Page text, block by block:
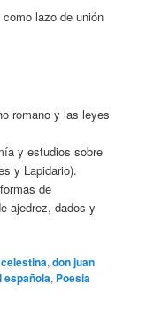
lazo de unión
romano y las leyes
y estudios sobre
y Lapidario).
de
ajedrez, dados y
celestina,don juan
española, Poesia